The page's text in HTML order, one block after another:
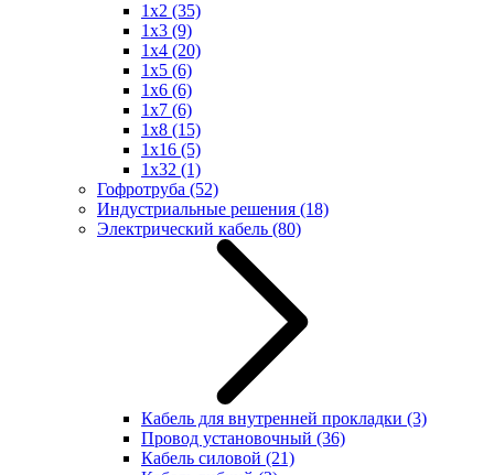
1x2 (35)
1x3 (9)
1x4 (20)
1x5 (6)
1x6 (6)
1x7 (6)
1x8 (15)
1x16 (5)
1x32 (1)
Гофротруба (52)
Индустриальные решения (18)
Электрический кабель (80)
Кабель для внутренней прокладки (3)
Провод установочный (36)
Кабель силовой (21)